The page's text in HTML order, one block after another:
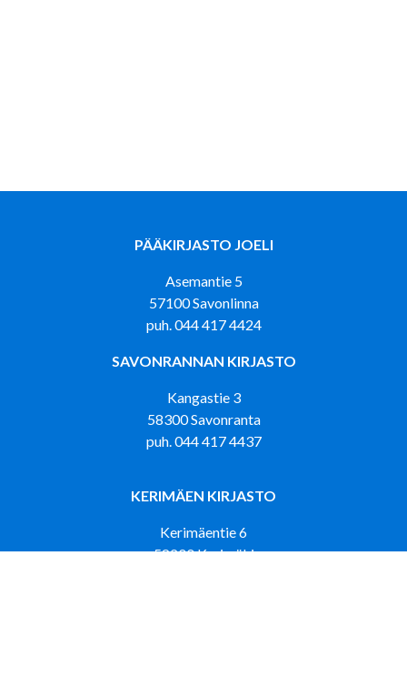
PÄÄKIRJASTO JOELI
Asemantie 5
57100 Savonlinna
puh. 044 417 4424
SAVONRANNAN KIRJASTO
Kangastie 3
58300 Savonranta
puh. 044 417 4437
KERIMÄEN KIRJASTO
Kerimäentie 6
58200 Kerimäki